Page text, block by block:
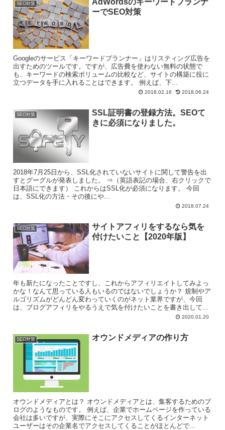
SEO対策
AdWordsのキーワードプランナ
ーでSEO対策
Googleのサービス「キーワードプランナー」はリスティング広告を
出すためのツールです。ですが、広告費を使わない無料の状態で
も、キーワードの検索ボリュームの比較など、サイトの構築に役に
立つデータを手に入れることはできます。 例えば、下...
2018.02.16 2018.06.24
SEO対策
SSL証明書の登録方法。SEOて
きに必須になりました。
2018年7月25日から、SSL化されていないサイトに関して警告を出
すとグーグルが発表しました。 ⇒（英語表記の場合、右クリックで
日本語にできます） これからはSSL化が必須になります。 今回
は、SSL化の方法・その後にや...
2018.07.24
SEO対策
サイトアフィリをするなら気を
付けたいこと【2020年版】
年も新たになったことですし、これからアフィリエイトしてみよっ
かな！なんて思っている人もいるのではないでしょうか？ 規制やア
ルゴリズムがどんどん変わっていくのがネット業界ですが、今回
は、ブログアフィリをやるうえで気を付けたいことを書き出して...
2020.01.20
SEO対策 オウンドメディアの作り方
オウンドメディアとは？ オウンドメディアとは、集客するためのブ
ログのようなものです。 例えば、企業でホームページを作っている
会社は多いですが、実際にそこにアクセスしてくるインターネット
ユーザーはその企業名でアクセスしてくることがほとんどで...